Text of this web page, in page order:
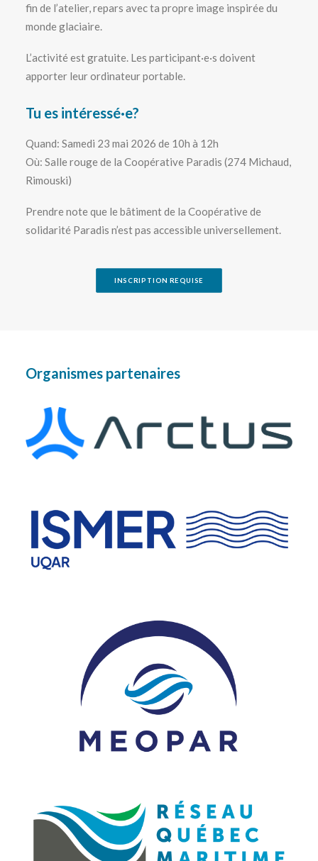
fin de l’atelier, repars avec ta propre image inspirée du
monde glaciaire.
L’activité est gratuite. Les participant·e·s doivent
apporter leur ordinateur portable.
Tu es intéressé·e?
Quand: Samedi 23 mai 2026 de 10h à 12h
Où: Salle rouge de la Coopérative Paradis (274 Michaud,
Rimouski)
Prendre note que le bâtiment de la Coopérative de
solidarité Paradis n’est pas accessible universellement.
INSCRIPTION REQUISE
Organismes partenaires